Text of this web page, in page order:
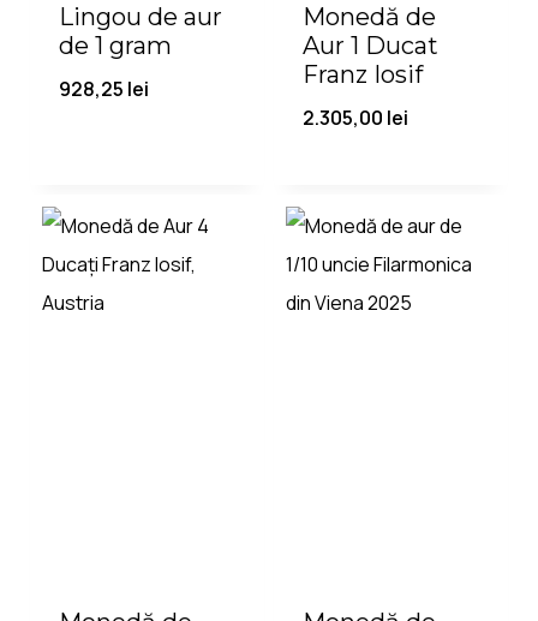
Lingou de aur
de 1 gram
928,25 lei
Monedă de
Aur 1 Ducat
Franz Iosif
2.305,00 lei